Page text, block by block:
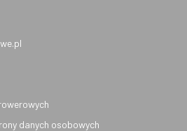
danych osobowych